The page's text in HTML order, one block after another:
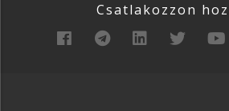
Csatlakozzon